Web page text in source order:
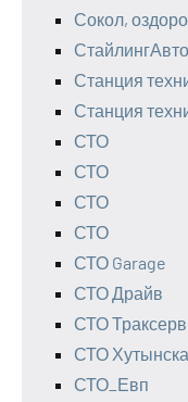
Сокол,
СтайлингАвто
Станция
Станция
СТО
СТО
СТО
СТО
СТО Garage
СТО Драйв
СТО
СТО
СТО_Евп